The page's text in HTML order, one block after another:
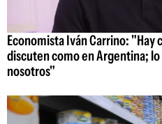
Economista Iván Carrino: "Hay
discuten como en Argentina;
nosotros"